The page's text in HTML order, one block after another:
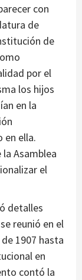
con
de
de
por el
los hijos
en la
en ella.
Asamblea
el
detalles
reunió en el
1907 hasta
en
contó la